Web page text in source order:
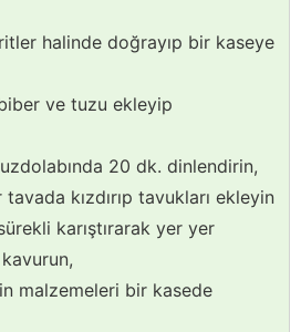
halinde doğrayıp bir kaseye
ve tuzu ekleyip
20 dk. dinlendirin,
tavada kızdırıp tavukları ekleyin
karıştırarak yer yer
malzemeleri bir kasede